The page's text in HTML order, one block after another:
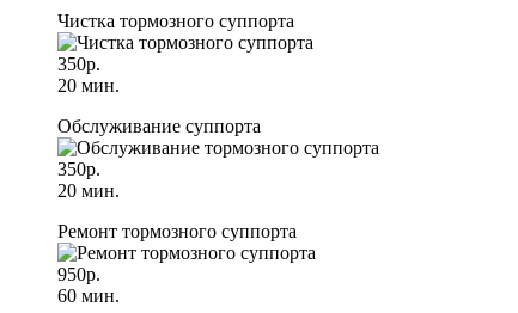
Чистка тормозного суппорта
350р.
20 мин.
Обслуживание суппорта
350р.
20 мин.
Ремонт тормозного суппорта
950р.
60 мин.